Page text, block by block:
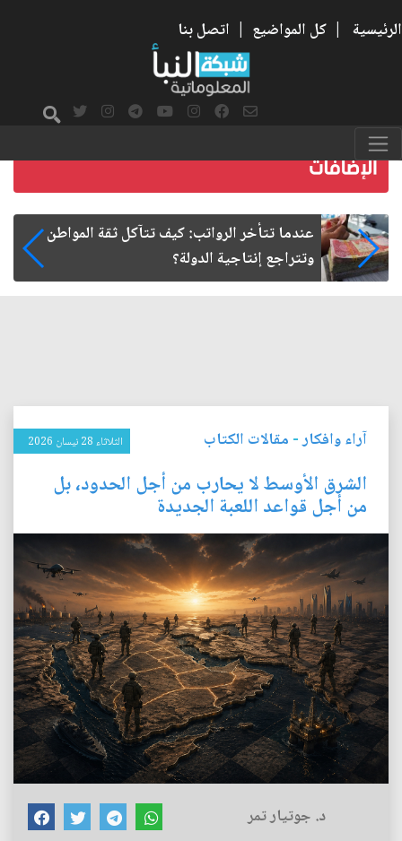
الرئيسية | كل المواضيع | اتصل بنا
صمت الطريق بعد الأربعين
آراء وافكار- مقالات الكتاب الثلاثاء 28 نيسان 2026
الشرق الأوسط لا يحارب من أجل الحدود، بل
من أجل قواعد اللعبة الجديدة
د. جوتيار تمر